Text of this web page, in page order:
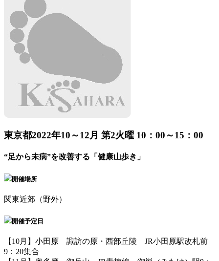
東京都2022年10～12月 第2火曜 10：00～15：00
“足から未病”を改善する「健康山歩き」
開催場所
関東近郊（野外）
開催予定日
【10月】小田原 諏訪の原・西部丘陵 JR小田原駅改札前
9：20集合